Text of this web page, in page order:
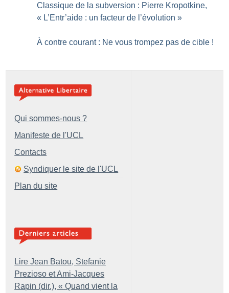
Classique de la subversion : Pierre Kropotkine,
« L’Entr’aide : un facteur de l’évolution »
À contre courant : Ne vous trompez pas de cible !
Qui sommes-nous ?
Manifeste de l'UCL
Contacts
Syndiquer le site de l'UCL
Plan du site
Lire Jean Batou, Stefanie
Prezioso et Ami-Jacques
Rapin (dir.), « Quand vient la